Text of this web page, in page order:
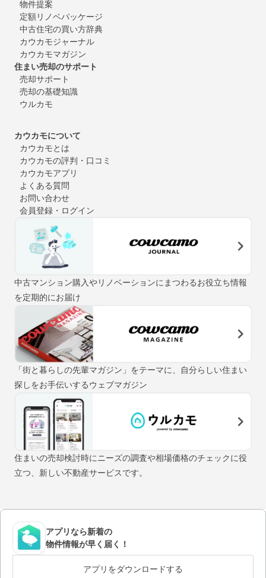
物件提案
定額リノベパッケージ
中古住宅の買い方辞典
カウカモジャーナル
カウカモマガジン
住まい売却のサポート
売却サポート
売却の基礎知識
ウルカモ
カウカモについて
カウカモとは
カウカモの評判・口コミ
カウカモアプリ
よくある質問
お問い合わせ
会員登録・ログイン
中古マンション購入やリノベーションにまつわるお役立ち情報
を定期的にお届け
「街と暮らしの先輩マガジン」をテーマに、自分らしい住まい
探しをお手伝いするウェブマガジン
住まいの売却検討時にニーズの調査や相場価格のチェックに役
立つ、新しい不動産サービスです。
アプリなら新着の
物件情報が早く届く！
アプリをダウンロードする